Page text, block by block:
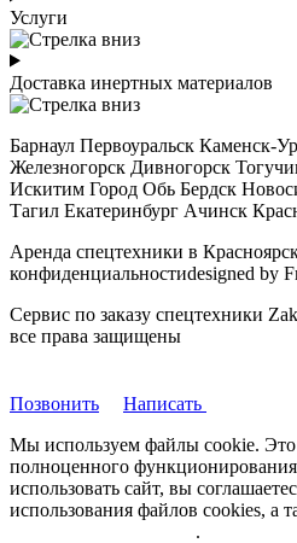
Услуги
Доставка инертных материалов
Барнаул Первоуральск Каменск-
Железногорск Дивногорск
Искитим Город Обь Бердск
Тагил Екатеринбург Ачинск
Аренда спецтехники в
конфиденциальностиdesigned by
Сервис по заказу спецтехники
все права защищены
Позвонить
Написать
Мы используем файлы cookie. Это
полноценного
использовать сайт, вы
использования файлов cookies, а
.